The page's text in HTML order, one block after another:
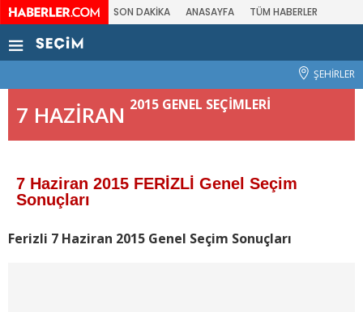
SON DAKİKA ANASAYFA TÜM HABERLER
ŞEHİRLER
7 HAZİRAN 2015 GENEL SEÇİMLERİ
7 Haziran 2015 FERİZLİ Genel Seçim
Sonuçları
Ferizli 7 Haziran 2015 Genel Seçim Sonuçları